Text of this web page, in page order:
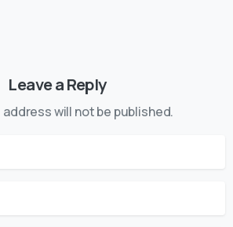
Leave a Reply
address will not be published.